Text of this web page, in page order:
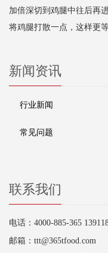
加倍深切到鸡腿中往后再
将鸡腿打散一点，这样更
新闻资讯
行业新闻
常见问题
联系我们
电话：4000-885-365
邮箱：ttt@365tfood.com